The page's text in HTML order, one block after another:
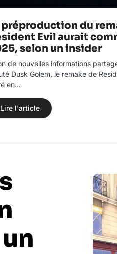
préproduction du
Evil aurait
selon un insider
de nouvelles informations
Dusk Golem, le remake de
en…
Lire l'article